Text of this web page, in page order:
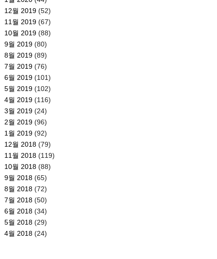
12월 2019(52)
11월 2019(67)
10월 2019(88)
9월 2019(80)
8월 2019(89)
7월 2019(76)
6월 2019(101)
5월 2019(102)
4월 2019(116)
3월 2019(24)
2월 2019(96)
1월 2019(92)
12월 2018(79)
11월 2018(119)
10월 2018(88)
9월 2018(65)
8월 2018(72)
7월 2018(50)
6월 2018(34)
5월 2018(29)
4월 2018(24)